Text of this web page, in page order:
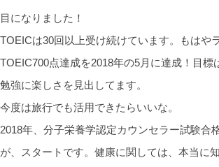
目になりました！
TOEICは30回以上受け続けています。もはや
TOEIC700点達成を2018年の5月に達成！目標
勉強に楽しさを見出してます。
今度は旅行でも活用できたらいいな。
2018年、分子栄養学認定カウンセラー試験合
が、スタートです。健康に関しては、本当に